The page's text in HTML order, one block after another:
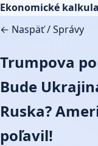
Ekonomické
← Naspäť/Správy
Trumpova
Bude
Ruska?
poľavil!